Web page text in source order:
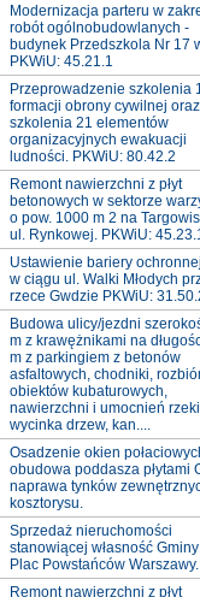
Modernizacja parteru w
robót ogólnobudowlanych -
budynek Przedszkola Nr 17
PKWiU: 45.21.1
Przeprowadzenie szkolenia
formacji obrony cywilnej oraz
szkolenia 21 elementów
organizacyjnych ewakuacji
ludności. PKWiU: 80.42.2
Remont nawierzchni z płyt
betonowych w sektorze
o pow. 1000 m 2 na
ul. Rynkowej. PKWiU:
Ustawienie bariery
w ciągu ul. Walki Młodych
rzece Gwdzie PKWiU:
Budowa ulicy/jezdni
m z krawężnikami na
m z parkingiem z betonów
asfaltowych, chodniki,
obiektów kubaturowych,
nawierzchni i umocnień
wycinka drzew, kan....
Osadzenie okien
obudowa poddasza płytami
naprawa tynków
kosztorysu.
Sprzedaż nieruchomości
stanowiącej własność Gminy
Plac Powstańców Warszawy.
Remont nawierzchni z płyt